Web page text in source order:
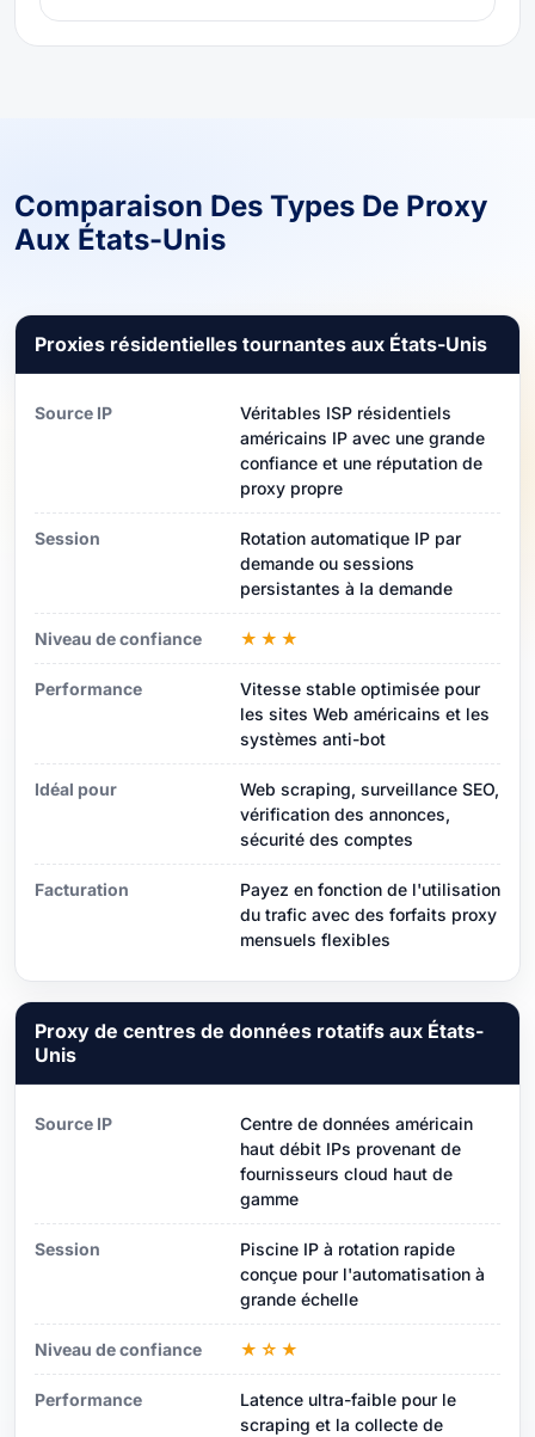
Comparaison Des Types De Proxy
Aux États-Unis
Proxies résidentielles tournantes aux États-Unis
Source IP
Véritables ISP résidentiels
américains IP avec une grande
confiance et une réputation de
proxy propre
Session
Rotation automatique IP par
demande ou sessions
persistantes à la demande
Niveau de confiance ★★★
Performance
Vitesse stable optimisée pour
les sites Web américains et les
systèmes anti-bot
Idéal pour
Web scraping, surveillance SEO,
vérification des annonces,
sécurité des comptes
Facturation
Payez en fonction de l'utilisation
du trafic avec des forfaits proxy
mensuels flexibles
Proxy de centres de données rotatifs aux États-
Unis
Source IP
Centre de données américain
haut débit IPs provenant de
fournisseurs cloud haut de
gamme
Session
Piscine IP à rotation rapide
conçue pour l'automatisation à
grande échelle
Niveau de confiance ★☆★
Performance
Latence ultra-faible pour le
scraping et la collecte de